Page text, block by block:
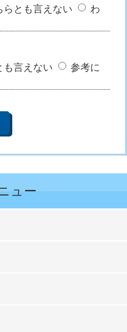
らとも言えない
わ
も言えない
参考に
ュー